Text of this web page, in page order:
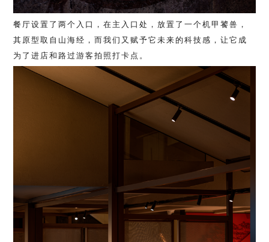
餐厅设置了两个入口，在主入口处，放置了一个机甲饕兽，
其原型取自山海经，而我们又赋予它未来的科技感，让它成
为了进店和路过游客拍照打卡点。